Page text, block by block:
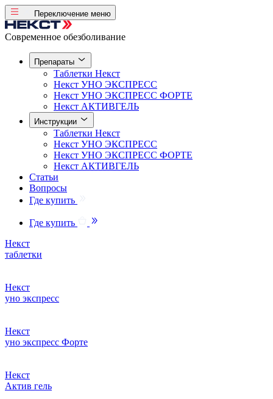
Переключение меню
Современное обезболивание
Препараты
Таблетки Некст
Некст УНО ЭКСПРЕСС
Некст УНО ЭКСПРЕСС ФОРТЕ
Некст АКТИВГЕЛЬ
Инструкции
Таблетки Некст
Некст УНО ЭКСПРЕСС
Некст УНО ЭКСПРЕСС ФОРТЕ
Некст АКТИВГЕЛЬ
Статьи
Вопросы
Где купить
Где купить
Некст
таблетки
Некст
уно экспресс
Некст
уно экспресс Форте
Некст
Актив гель